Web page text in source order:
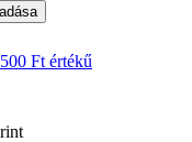
Ft értékű